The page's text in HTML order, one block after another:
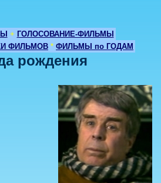
+ ГОЛОСОВАНИЕ-ФИЛЬМЫ
ФИЛЬМОВ * ФИЛЬМЫ по ГОДАМ
рождения